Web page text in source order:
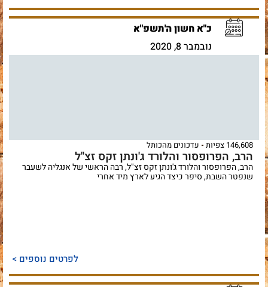
כ"א חשון ה'תשפ"א
נובמבר 8, 2020
146,608 צפיות עדכונים מהכותל
הרב, הפרופסור והלורד ג'ונתן זקס זצ"ל
הרב, הפרופסור והלורד ג'ונתן זקס זצ"ל, רבה הראשי של אנגליה לשעבר
שנפטר השבת, סיפר כיצד הגיע לארץ מיד אחרי
לפרטים נוספים >